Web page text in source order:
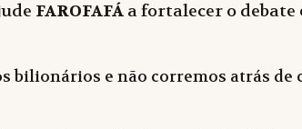
FAROFAFÁ a fortalecer o debate
bilionários e não corremos atrás de